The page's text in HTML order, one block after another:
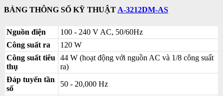
BẢNG THÔNG SỐ KỸ THUẬTA-3212DM-AS
Nguồn điện
100 - 240 V AC, 50/60Hz
Công suất ra
120 W
Công suất tiêu
thụ
44 W (hoạt động với nguồn AC và 1/8 công suất
ra)
Đáp tuyến tần
số
50 - 20,000 Hz